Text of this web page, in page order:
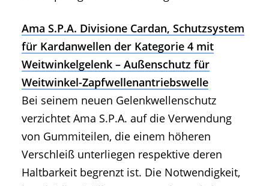
Ama S.P.A. Divisione Cardan, Schutzsystem
für Kardanwellen der Kategorie 4 mit
Weitwinkelgelenk – Außenschutz für
Weitwinkel-Zapfwellenantriebswelle
Bei seinem neuen Gelenkwellenschutz
verzichtet Ama S.P.A. auf die Verwendung
von Gummiteilen, die einem höheren
Verschleiß unterliegen respektive deren
Haltbarkeit begrenzt ist. Die Notwendigkeit,